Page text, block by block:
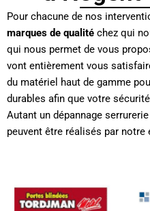
Pour chacune de nos
marques de qualité chez qui
qui nous permet de vous
vont entièrement vous
du matériel haut de gamme
durables afin que votre
Autant un dépannage
peuvent être réalisés par